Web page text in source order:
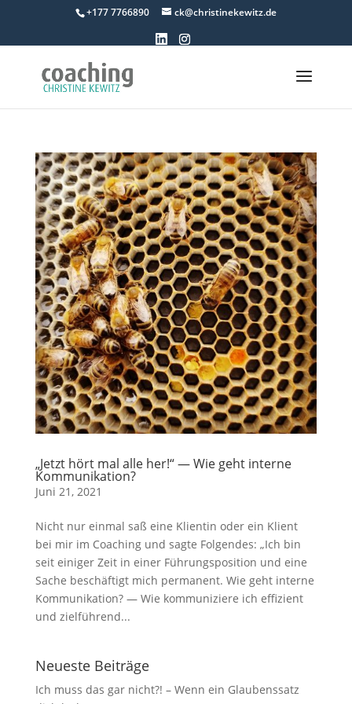
+177 7766890 ck@christinekewitz.de
„Jetzt hört mal alle her!“ — Wie geht interne
Kommunikation?
Juni 21, 2021
Nicht nur einmal saß eine Klientin oder ein Klient
bei mir im Coaching und sagte Folgendes: „Ich bin
seit einiger Zeit in einer Führungsposition und eine
Sache beschäftigt mich permanent. Wie geht interne
Kommunikation? — Wie kommuniziere ich effizient
und zielführend...
Neueste Beiträge
Ich muss das gar nicht?! – Wenn ein Glaubenssatz